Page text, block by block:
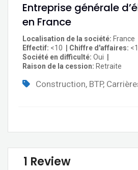
Entreprise générale
en France
Localisation de la société France
Effectif <10 Chiffre d'affaires
Société en difficulté Oui
Raison de la cession Retraite
Construction, BTP,
1 Review